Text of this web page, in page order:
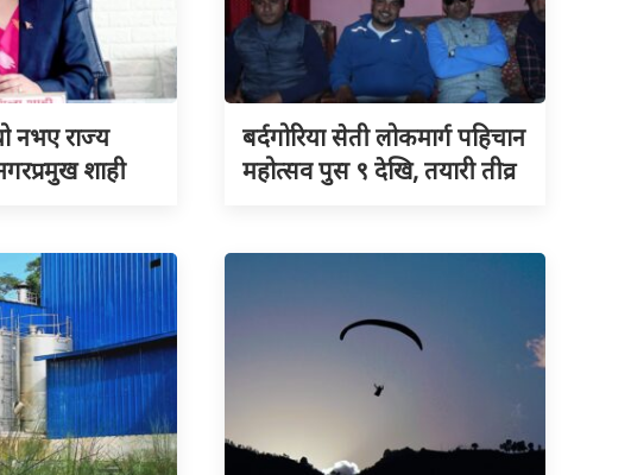
नभए राज्य
शाही
बर्दगोरिया सेती लोकमार्ग पहिचान
महोत्सव पुस ९ देखि, तयारी तीव्र